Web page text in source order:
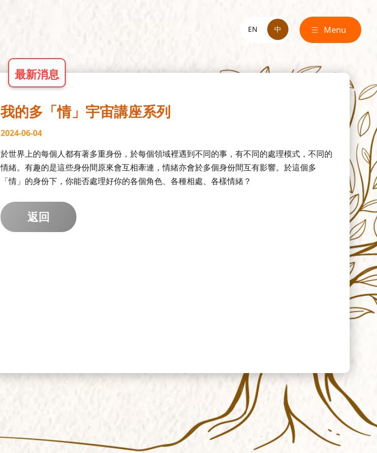
EN 中 Menu
最新消息
我的多「情」宇宙講座系列
2024-06-04
於世界上的每個人都有著多重身份，於每個領域裡遇到不同的事，有不同的處理模式，不同的
情緒。有趣的是這些身份間原來會互相牽連，情緒亦會於多個身份間互有影響。於這個多
「情」的身份下，你能否處理好你的各個角色、各種相處、各樣情緒？
返回